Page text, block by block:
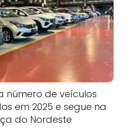
número de veículos
em 2025 e segue na
do Nordeste